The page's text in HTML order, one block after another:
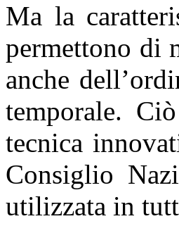
Ma la
permettono di
anche
temporale.
tecnica
Consiglio
utilizzata in